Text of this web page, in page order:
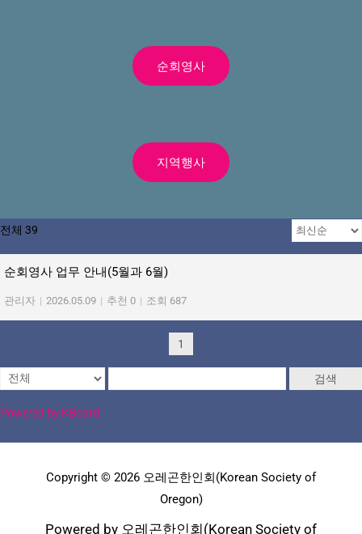
순회영사
지역행사
전체 39
순회영사 업무 안내(5월과 6월)
관리자 | 2026.05.09 | 추천 0 | 조회 687
1
검색
Powered by KBoard
Copyright © 2026 오레곤한인회(Korean Society of
Oregon)
Powered by 오레곤한인회(Korean Society of